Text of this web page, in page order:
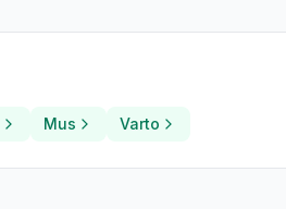
Mus Varto